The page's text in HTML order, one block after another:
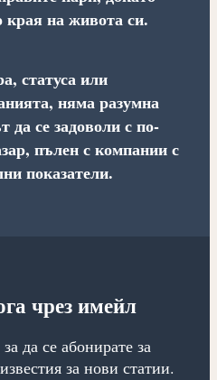
края на живота си.
статуса или
няма разумна
да се задоволи с по-
пълен с компании с
показатели.
чрез имейл
да се абонирате за
за нови статии.